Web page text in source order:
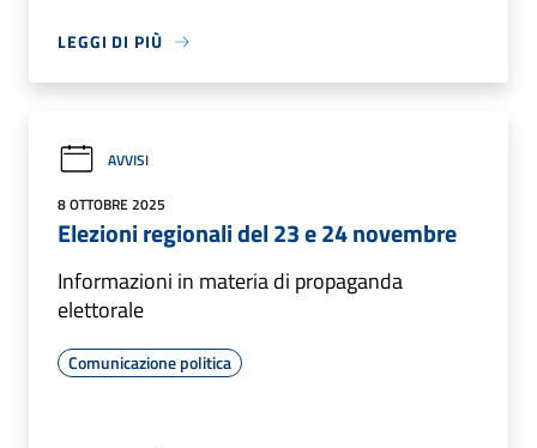
LEGGI DI PIÙ
AVVISI
8 OTTOBRE 2025
Elezioni regionali del 23 e 24 novembre
Informazioni in materia di propaganda
elettorale
Comunicazione politica